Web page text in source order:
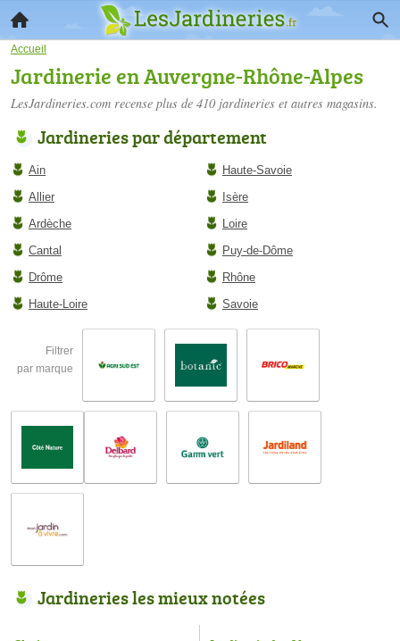
Accueil
Jardinerie en Auvergne-Rhône-Alpes
LesJardineries.com recense plus de 410 jardineries et autres magasins.
Jardineries par département
Ain
Allier
Ardèche
Cantal
Drôme
Haute-Loire
Haute-Savoie
Isère
Loire
Puy-de-Dôme
Rhône
Savoie
Filtrer
par marque
Jardineries les mieux notées